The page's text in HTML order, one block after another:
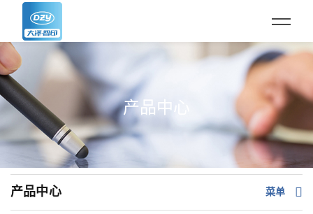
产品中心
菜单
产品中心